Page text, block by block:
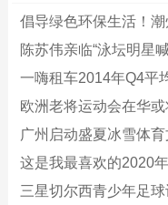
倡导绿色环保生活！
陈苏伟亲临“泳坛明星
一嗨租车2014年Q4平
欧洲老将运动会在华
广州启动盛夏冰雪体
这是我最喜欢的2020
三星切尔西青少年足